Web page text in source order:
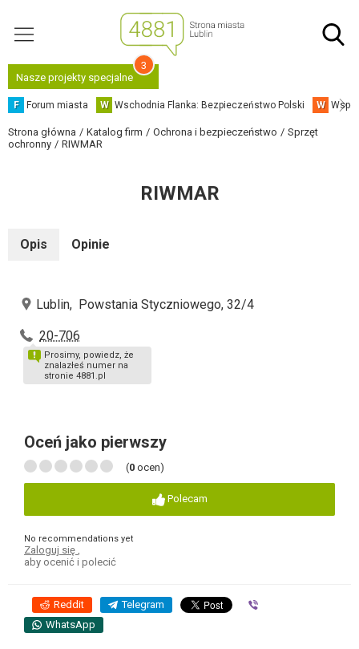
Nasze projekty specjalne
3
F Forum miasta W Wschodnia Flanka: Bezpieczeństwo Polski W
Strona główna Katalog firm Ochrona i bezpieczeństwo
Sprzęt
ochronny
RIWMAR
RIWMAR
Opis Opinie
Lublin, Powstania Styczniowego, 32/4
20-706
Prosimy, powiedz, że
znalazłeś numer na
stronie 4881.pl
Oceń jako pierwszy
(0 ocen)
Polecam
No recommendations yet
Zaloguj się
aby ocenić i polecić
Reddit Telegram
WhatsApp